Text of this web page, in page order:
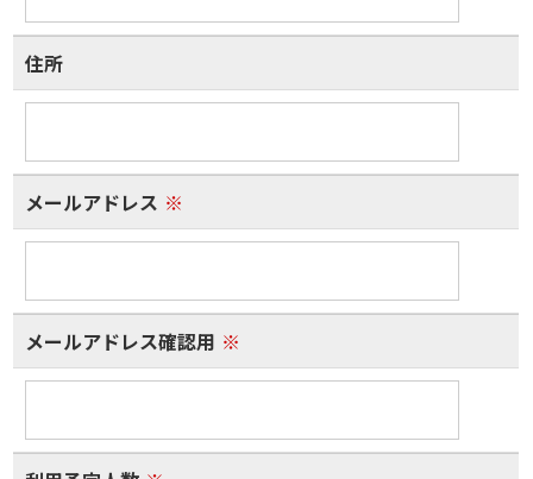
住所
メールアドレス ※
メールアドレス確認用 ※